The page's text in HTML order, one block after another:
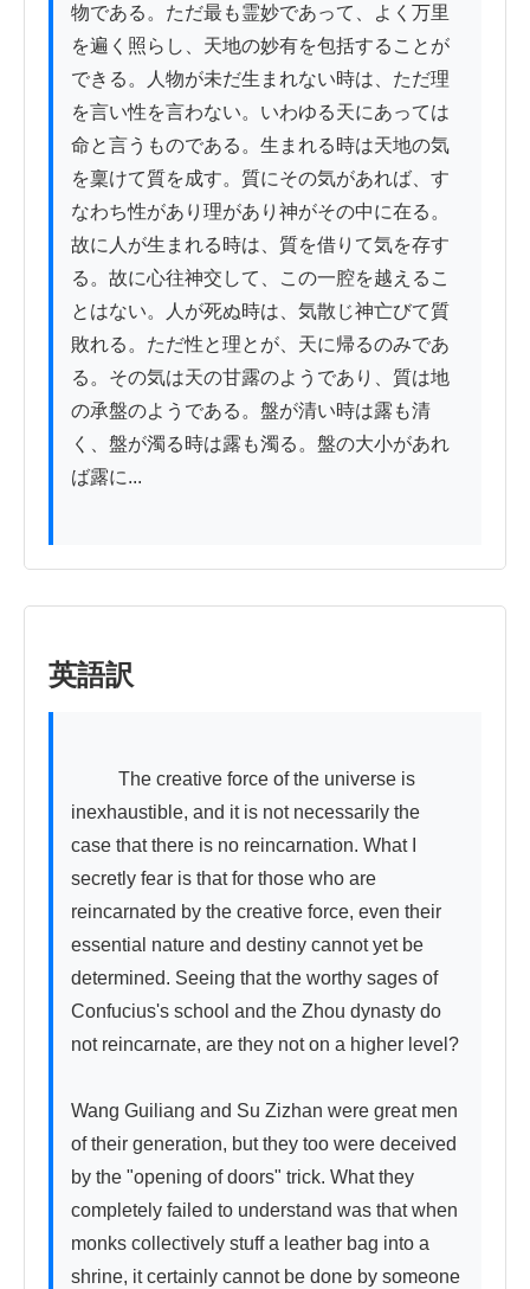
物である。ただ最も霊妙であって、よく万里
を遍く照らし、天地の妙有を包括することが
できる。人物が未だ生まれない時は、ただ理
を言い性を言わない。いわゆる天にあっては
命と言うものである。生まれる時は天地の気
を稟けて質を成す。質にその気があれば、す
なわち性があり理があり神がその中に在る。
故に人が生まれる時は、質を借りて気を存す
る。故に心往神交して、この一腔を越えるこ
とはない。人が死ぬ時は、気散じ神亡びて質
敗れる。ただ性と理とが、天に帰るのみであ
る。その気は天の甘露のようであり、質は地
の承盤のようである。盤が清い時は露も清
く、盤が濁る時は露も濁る。盤の大小があれ
ば露に...
英語訳
inexhaustible, and it is not necessarily the
case that there is no reincarnation. What I
secretly fear is that for those who are
reincarnated by the creative force, even their
essential nature and destiny cannot yet be
determined. Seeing that the worthy sages of
Confucius's school and the Zhou dynasty do
not reincarnate, are they not on a higher level?
Wang Guiliang and Su Zizhan were great men
of their generation, but they too were deceived
by the "opening of doors" trick. What they
completely failed to understand was that when
monks collectively stuff a leather bag into a
shrine, it certainly cannot be done by someone